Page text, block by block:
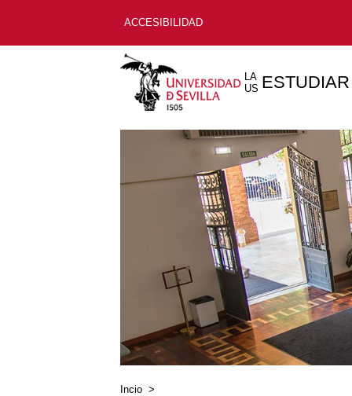
ACCESIBILIDAD
LA
US ESTUDIAR
Incio >